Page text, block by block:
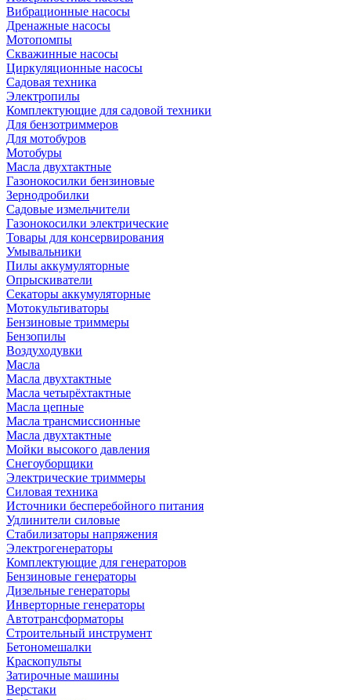
Вибрационные насосы
Дренажные насосы
Мотопомпы
Скважинные насосы
Циркуляционные насосы
Садовая техника
Электропилы
Комплектующие для садовой техники
Для бензотриммеров
Для мотобуров
Мотобуры
Масла двухтактные
Газонокосилки бензиновые
Зернодробилки
Садовые измельчители
Газонокосилки электрические
Товары для консервирования
Умывальники
Пилы аккумуляторные
Опрыскиватели
Секаторы аккумуляторные
Мотокультиваторы
Бензиновые триммеры
Бензопилы
Воздуходувки
Масла
Масла двухтактные
Масла четырёхтактные
Масла цепные
Масла трансмиссионные
Масла двухтактные
Мойки высокого давления
Снегоуборщики
Электрические триммеры
Силовая техника
Источники бесперебойного питания
Удлинители силовые
Стабилизаторы напряжения
Электрогенераторы
Комплектующие для генераторов
Бензиновые генераторы
Дизельные генераторы
Инверторные генераторы
Автотрансформаторы
Строительный инструмент
Бетономешалки
Краскопульты
Затирочные машины
Верстаки